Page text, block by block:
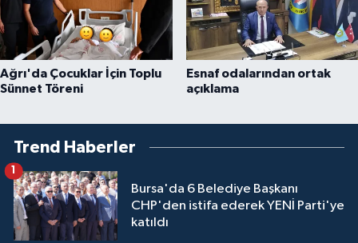
Ağrı'da Çocuklar İçin Toplu
Sünnet Töreni
Esnaf odalarından ortak
açıklama
Trend Haberler
Bursa'da 6 Belediye Başkanı
CHP'den istifa ederek YENİ Parti'ye
katıldı
1